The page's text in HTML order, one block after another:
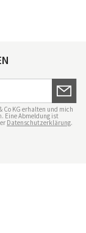
Co KG erhalten und mich
Eine Abmeldung ist
Datenschutzerklärung.